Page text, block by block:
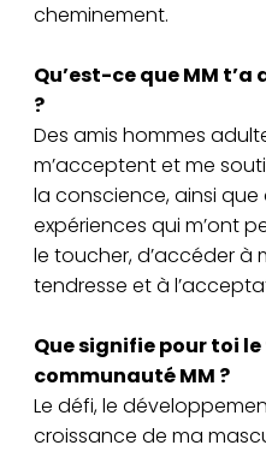
cheminement.
Qu’est-ce que MM
?
Des amis hommes
m’acceptent et me
la conscience, ainsi
expériences qui m’ont
le toucher, d’accéder à
tendresse et à
Que signifie pour toi
communauté MM ?
Le défi, le
croissance de ma